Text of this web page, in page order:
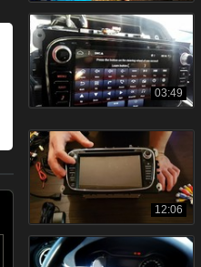
03:49
12:06